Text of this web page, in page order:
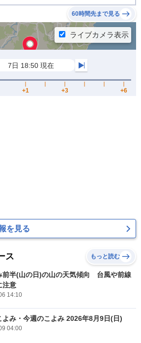
60時間先まで見る
を見る
ス もっと読む
前半(山の日)の山の天気傾向 台風や前線
注意
14:10
よみ・今週のこよみ 2026年8月9日(日)
04:00